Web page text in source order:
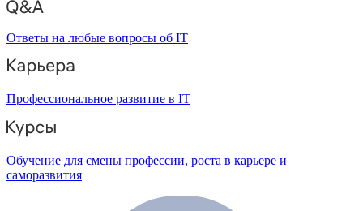
Ответы на любые вопросы об IT
Профессиональное развитие в IT
Обучение для смены профессии, роста в карьере и
саморазвития